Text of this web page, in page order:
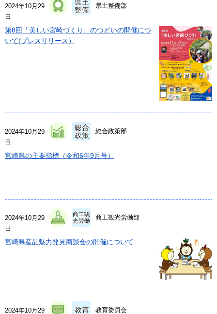
2024年10月29
日
県土整備部
第8回「美しい宮崎づくり」のつどいの開催につ
いて(プレスリリース）
2024年10月29
日
総合政策部
宮崎県の主要指標（令和6年9月号）
2024年10月29
日
商工観光労働部
宮崎県産品魅力発見商談会の開催について
2024年10月29 教育委員会